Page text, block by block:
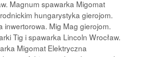
Magnum spawarka Migomat
hungarystyka gierojom.
inwertorowa. Mig Mag gierojom.
Tig i spawarka Lincoln Wrocław.
Migomat Elektryczna